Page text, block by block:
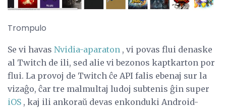
Trompulo
Se vi havas Nvidia-aparaton , vi povas flui denaske
al Twitch de ili, sed alie vi bezonos kaptkarton por
flui. La provoj de Twitch ĉe API falis ebenaj sur la
vizaĝo, ĉar tre malmultaj ludoj subtenis ĝin super
iOS , kaj ili ankoraŭ devas enkonduki Android-